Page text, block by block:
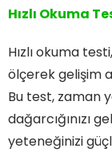
Hızlı Okuma
Hızlı okuma
ölçerek gelişim
Bu test, zaman
dağarcığınızı
yeteneğinizi